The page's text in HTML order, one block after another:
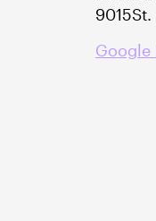
9015St.
Google